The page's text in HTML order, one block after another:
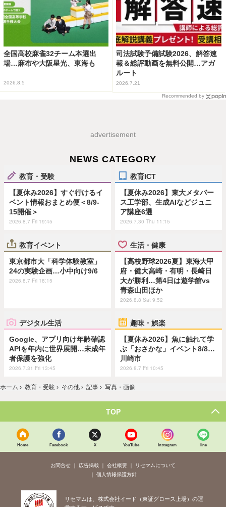
全国高校麻雀32チーム本選出
場…麻布や大阪星光、東海も
2026.8.5
司法試験予備試験2026、解答速
報＆総評動画を無料公開…アガ
ルート
2026.7.21
Recommended by
advertisement
NEWS CATEGORY
教育・受験
【夏休み2026】すぐ行けるイ
ベント情報おまとめ便＜8/9-
15開催＞
2026.8.7 Fri 19:45
教育ICT
【夏休み2026】東大メタバー
ス工学部、生成AIなどジュニ
ア講座6選
2026.7.30 Thu 11:15
教育イベント
東京都市大「科学体験教室」
24の実験企画…小中向け9/6
2026.8.7 Fri 18:15
生活・健康
【高校野球2026夏】東海大甲
府・健大高崎・有明・長崎日
大が勝利…第4日は遊学館vs
青森山田ほか
2026.8.8 Sat 9:52
デジタル生活
Google、アプリ向け年齢確認
APIを年内に世界展開…未成年
者保護を強化
2026.7.31 Fri 13:45
趣味・娯楽
【夏休み2026】魚に触れて学
ぶ「おさかな」イベント8/8…
川崎市
2026.8.7 Fri 10:45
ホーム › 教育・受験 › その他 › 記事 › 写真・画像
TOP
Home Facebook X YouTube Instagram line
お問合せ 広告掲載 会社概要
リセマムについて
個人情報保護方針
リセマムは、株式会社イード（東証グロース上場）の運